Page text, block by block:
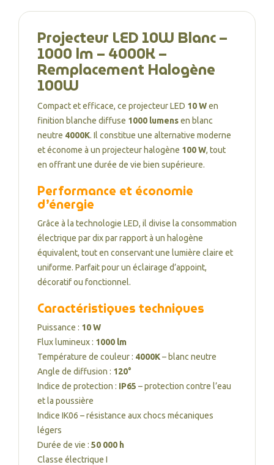
Projecteur LED 10W Blanc –
1000 lm – 4000K –
Remplacement Halogène
100W
Compact et efficace, ce projecteur LED 10 Wen
finition blanche diffuse 1000 lumensen blanc
neutre 4000K. Il constitue une alternative moderne
et économe à un projecteur halogène 100 W, tout
en offrant une durée de vie bien supérieure.
Performance et économie
d’énergie
Grâce à la technologie LED, il divise la consommation
électrique par dix par rapport à un halogène
équivalent, tout en conservant une lumière claire et
uniforme. Parfait pour un éclairage d’appoint,
décoratif ou fonctionnel.
Caractéristiques techniques
Puissance : 10 W
Flux lumineux : 1000 lm
Température de couleur : 4000K– blanc neutre
Angle de diffusion : 120°
Indice de protection : IP65 – protection contre l’eau
et la poussière
Indice IK06 – résistance aux chocs mécaniques
légers
Durée de vie : 50 000 h
Classe électrique I